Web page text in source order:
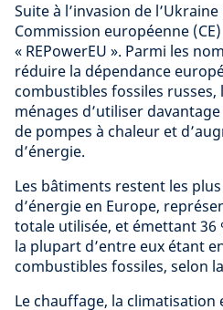
Suite à l’invasion de
Commission européenne
« REPowerEU ». Parmi les
réduire la dépendance
combustibles fossiles russes,
ménages d’utiliser
de pompes à chaleur et
d’énergie.
Les bâtiments restent les
d’énergie en Europe,
totale utilisée, et émettant 36
la plupart d’entre eux étant
combustibles fossiles, selon la
Le chauffage, la climatisation